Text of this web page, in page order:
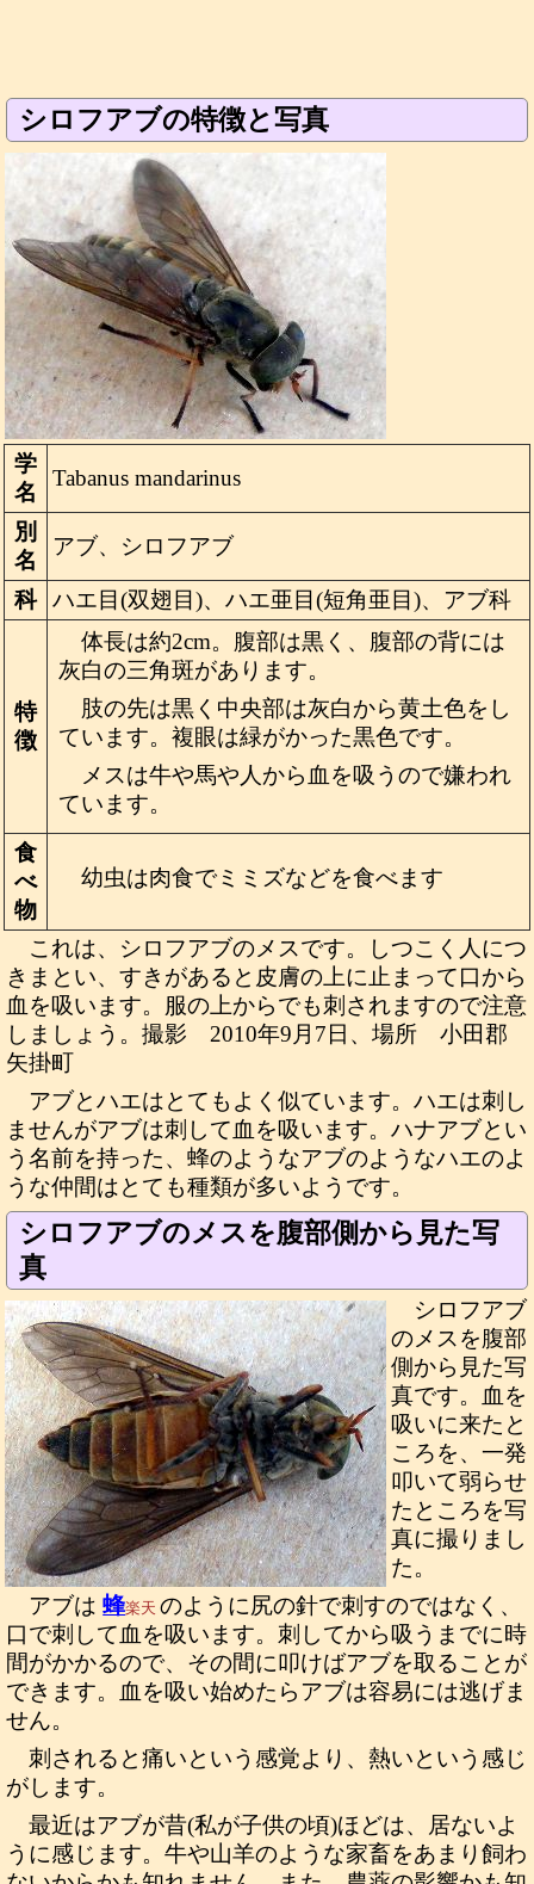
シロフアブの特徴と写真
学
名
Tabanus mandarinus
別
名
アブ、シロフアブ
科 ハエ目(双翅目)、ハエ亜目(短角亜目)、アブ科
特
徴
体長は約2cm。腹部は黒く、腹部の背には
灰白の三角斑があります。
肢の先は黒く中央部は灰白から黄土色をし
ています。複眼は緑がかった黒色です。
メスは牛や馬や人から血を吸うので嫌われ
ています。
食
べ
物
幼虫は肉食でミミズなどを食べます
これは、シロフアブのメスです。しつこく人につ
きまとい、すきがあると皮膚の上に止まって口から
血を吸います。服の上からでも刺されますので注意
しましょう。撮影 2010年9月7日、場所 小田郡
矢掛町
アブとハエはとてもよく似ています。ハエは刺し
ませんがアブは刺して血を吸います。ハナアブとい
う名前を持った、蜂のようなアブのようなハエのよ
うな仲間はとても種類が多いようです。
シロフアブのメスを腹部側から見た写
真
シロフアブ
のメスを腹部
側から見た写
真です。血を
吸いに来たと
ころを、一発
叩いて弱らせ
たところを写
真に撮りまし
た。
アブは蜂楽天のように尻の針で刺すのではなく、
口で刺して血を吸います。刺してから吸うまでに時
間がかかるので、その間に叩けばアブを取ることが
できます。血を吸い始めたらアブは容易には逃げま
せん。
刺されると痛いという感覚より、熱いという感じ
がします。
最近はアブが昔(私が子供の頃)ほどは、居ないよ
うに感じます。牛や山羊のような家畜をあまり飼わ